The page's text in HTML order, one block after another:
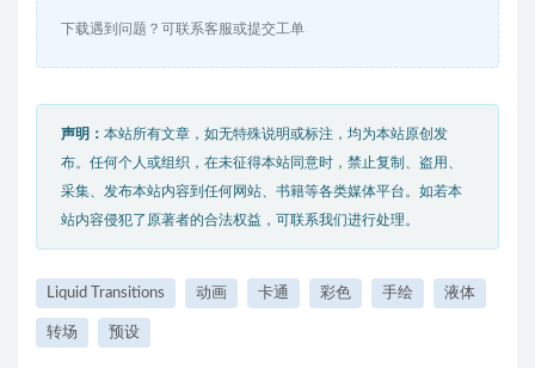
下载遇到问题？可联系客服或提交工单
声明： 本站所有文章，如无特殊说明或标注，均为本站原创发
布。任何个人或组织，在未征得本站同意时，禁止复制、盗用、
采集、发布本站内容到任何网站、书籍等各类媒体平台。如若本
站内容侵犯了原著者的合法权益，可联系我们进行处理。
Liquid Transitions 动画 卡通 彩色 手绘 液体
转场 预设